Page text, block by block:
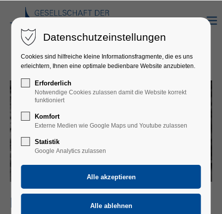
RAPHAELA GROMES & JULIAN RIEM
Datenschutzeinstellungen
Cookies sind hilfreiche kleine Informationsfragmente, die es uns
erleichtern, Ihnen eine optimale bedienbare Website anzubieten.
Erforderlich
Notwendige Cookies zulassen damit die Website korrekt
funktioniert
Komfort
Externe Medien wie Google Maps und Youtube zulassen
Statistik
Google Analytics zulassen